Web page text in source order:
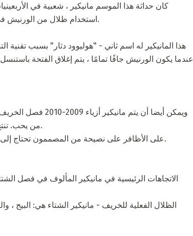
كان حداثة هذا الموسم مانيكير ، شعبية في
استخدام ظلال من الورنيش في مجموعة متنوعة من الطرق ، بدءا من المرجان الساطع إلى أحمر الدم.
هذا المانيكير له اسم ثاني - "هوليوود دثار" بسبب تقنية
عندما يكون الورنيش جافًا تمامًا ، يتم إغلاق الفتحة
ويمكن أيضا أن
من يحب. تنتج العديد من الشركات ورنيش جديدة في نسختين ، سواء في مات ولامعة.
على الأظافر على نصيحة من المصممون تحتاج إلى تطبيق ورنيش من الظل واحد. يمكن تطبيق مات على اللمعان أو العكس.
الظلال الفعلية للخريف - مانيكير الشتاء هي: